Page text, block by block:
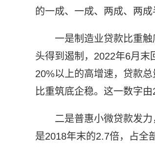
的一成、一成、两成、两
一是制造业贷款比重
头得到遏制，2022年6月
20%以上的高增速，贷款
比重筑底企稳。这一数字
二是普惠小微贷款发
是2018年末的2.7倍，占全